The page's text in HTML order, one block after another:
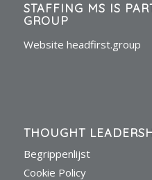
STAFFING MS IS
GROUP
Website headfirst.group
THOUGHT
Begrippenlijst
Cookie Policy